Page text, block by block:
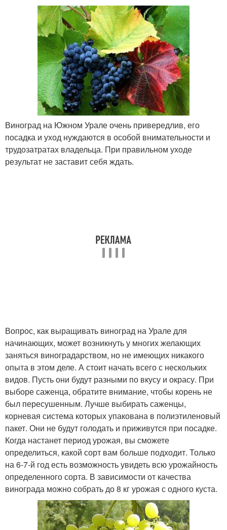
Виноград на Южном Урале очень привередлив, его
посадка и уход нуждаются в особой внимательности и
трудозатратах владельца. При правильном уходе
результат не заставит себя ждать.
Вопрос, как выращивать виноград на Урале для
начинающих, может возникнуть у многих желающих
заняться виноградарством, но не имеющих никакого
опыта в этом деле. А стоит начать всего с нескольких
видов. Пусть они будут разными по вкусу и окрасу. При
выборе саженца, обратите внимание, чтобы корень не
был пересушенным. Лучше выбирать саженцы,
корневая система которых упакована в полиэтиленовый
пакет. Они не будут голодать и приживутся при посадке.
Когда настанет период урожая, вы сможете
определиться, какой сорт вам больше подходит. Только
на 6-7-й год есть возможность увидеть всю урожайность
определенного сорта. В зависимости от качества
винограда можно собрать до 8 кг урожая с одного куста.